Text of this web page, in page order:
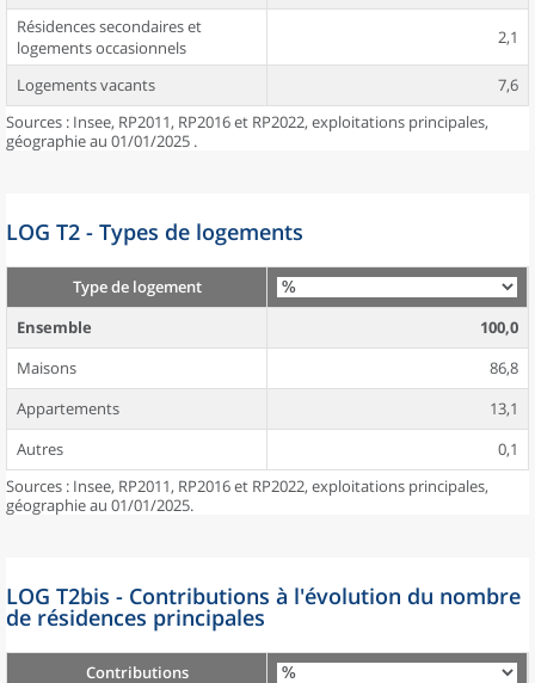
Résidences secondaires et
logements occasionnels
2,1
Logements vacants
7,6
Sources : Insee, RP2011, RP2016 et RP2022, exploitations principales,
géographie au 01/01/2025 .
LOG T2 - Types de logements
Type de logement
Ensemble
100,0
Maisons
86,8
Appartements
13,1
Autres
0,1
Sources : Insee, RP2011, RP2016 et RP2022, exploitations principales,
géographie au 01/01/2025.
LOG T2bis - Contributions à l'évolution du nombre
de résidences principales
Contributions